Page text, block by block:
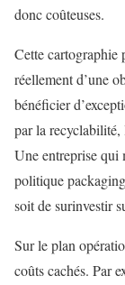
donc coûteuses.
Cette cartographie
réellement d’une
bénéficier
par la recyclabilité,
Une entreprise qui
politique
soit de surinvestir
Sur le plan
coûts cachés. Par